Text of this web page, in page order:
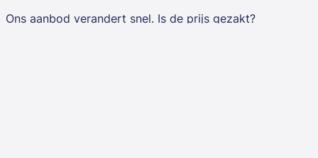
Ons aanbod verandert snel. Is de prijs gezakt?